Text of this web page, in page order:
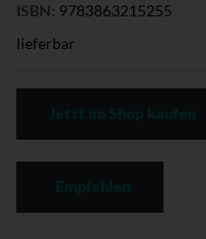
ISBN: 9783863215255
lieferbar